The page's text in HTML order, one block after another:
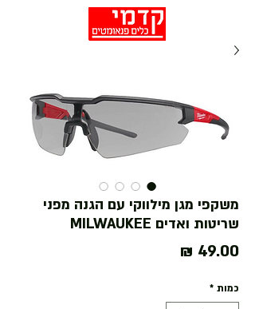
משקפי מגן מילווקי עם הגנה מפני
שריטות ואדים MILWAUKEE
כמות *